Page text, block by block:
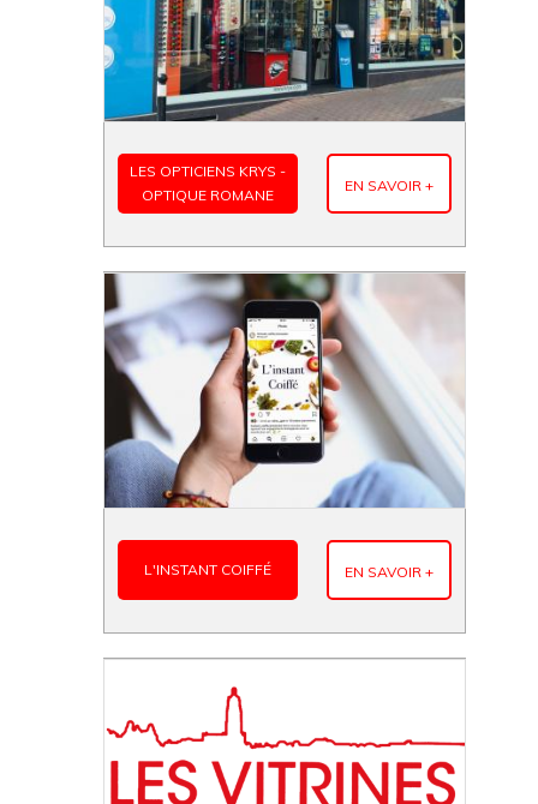
LES OPTICIENS KRYS -
OPTIQUE ROMANE
EN SAVOIR +
L'INSTANT COIFFÉ EN SAVOIR +